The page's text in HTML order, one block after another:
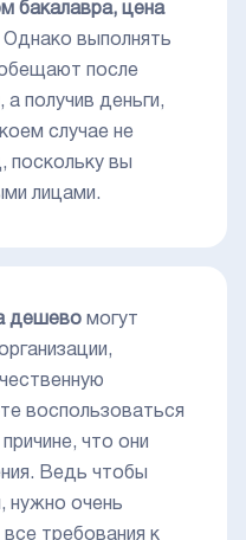
бакалавра, цена
Однако выполнять
после
получив деньги,
случае не
поскольку вы
лицами.
дешево могут
воспользоваться
что они
Ведь чтобы
нужно очень
требования к